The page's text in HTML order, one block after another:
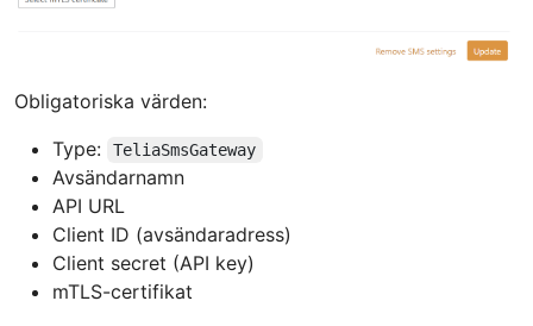
Obligatoriska värden:
Type:
TeliaSmsGateway
Avsändarnamn
API URL
Client ID (avsändaradress)
Client secret (API key)
mTLS-certifikat